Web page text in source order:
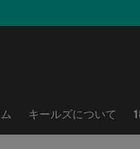
キールズについて